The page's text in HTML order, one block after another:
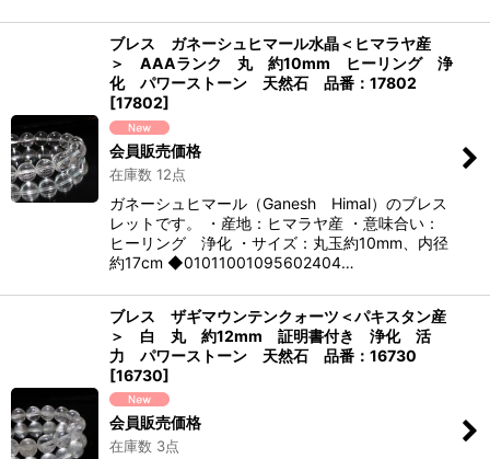
ブレス ガネーシュヒマール水晶＜ヒマラヤ産
＞ AAAランク 丸 約10mm ヒーリング 浄
化 パワーストーン 天然石 品番：17802
[17802]
会員販売価格
在庫数 12点
ガネーシュヒマール（Ganesh Himal）のブレス
レットです。 ・産地：ヒマラヤ産 ・意味合い：
ヒーリング 浄化 ・サイズ：丸玉約10mm、内径
約17cm ◆01011001095602404…
ブレス ザギマウンテンクォーツ＜パキスタン産
＞ 白 丸 約12mm 証明書付き 浄化 活
力 パワーストーン 天然石 品番：16730
[16730]
会員販売価格
在庫数 3点